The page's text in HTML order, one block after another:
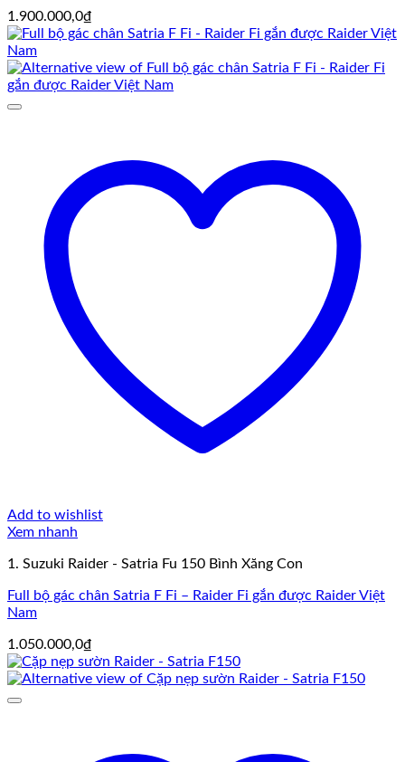
1.900.000,0₫
Add to wishlist
Xem nhanh
1. Suzuki Raider - Satria Fu 150 Bình Xăng Con
Full bộ gác chân Satria F Fi – Raider Fi gắn được Raider Việt
Nam
1.050.000,0₫